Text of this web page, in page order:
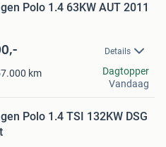
Polo 1.4 63KW AUT 2011
Details
km
Dagtopper
Vandaag
Polo 1.4 TSI 132KW DSG